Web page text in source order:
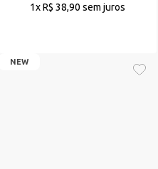
1xR$ 38,90 sem juros
NEW